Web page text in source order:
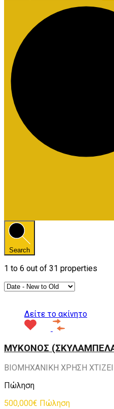
Search
1 to 6 out of 31 properties
Δείτε το ακίνητο
ΜΥΚΟΝΟΣ
ΒΙΟΜΗΧΑΝΙΚΗ ΧΡΗΣΗ XTIZEI
Πώληση
500,000€ Πώληση